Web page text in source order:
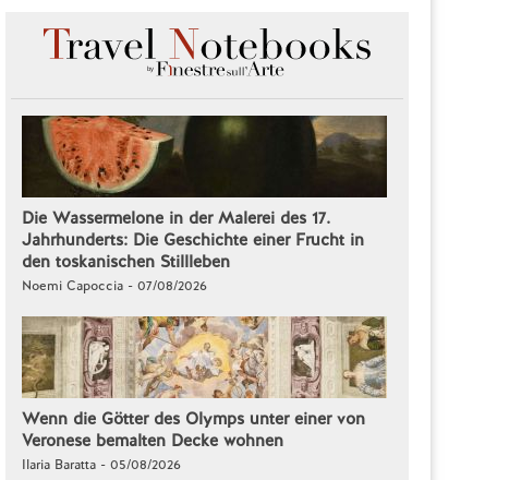
Die Wassermelone in der Malerei des 17.
Jahrhunderts: Die Geschichte einer Frucht in
den toskanischen Stillleben
Noemi Capoccia - 07/08/2026
Wenn die Götter des Olymps unter einer von
Veronese bemalten Decke wohnen
Ilaria Baratta - 05/08/2026